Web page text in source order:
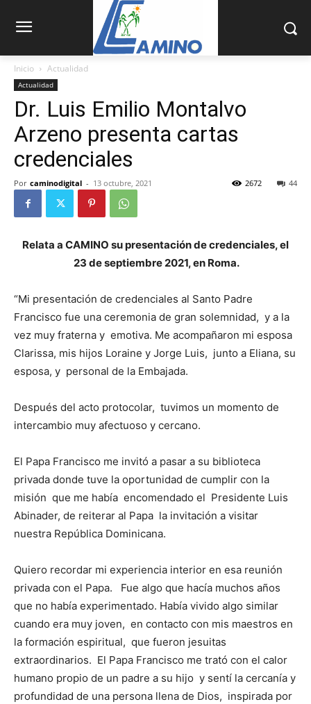
Inicio Actualidad
Actualidad
Dr. Luis Emilio Montalvo
Arzeno presenta cartas
credenciales
Por caminodigital - 13 octubre, 2021 44
2672
Relata a CAMINO su presentación de credenciales, el
23 de septiembre 2021, en Roma.
“Mi presentación de credenciales al Santo Padre
Francisco fue una ceremonia de gran solemnidad, y a la
vez muy fraterna y emotiva. Me acompañaron mi esposa
Clarissa, mis hijos Loraine y Jorge Luis, junto a Eliana, su
esposa, y personal de la Embajada.
Después del acto protocolar, tuvimos un momento de
intercambio muy afectuoso y cercano.
El Papa Francisco me invitó a pasar a su biblioteca
privada donde tuve la oportunidad de cumplir con la
misión que me había encomendado el Presidente Luis
Abinader, de reiterar al Papa la invitación a visitar
nuestra República Dominicana.
Quiero recordar mi experiencia interior en esa reunión
privada con el Papa. Fue algo que hacía muchos años
que no había experimentado. Había vivido algo similar
cuando era muy joven, en contacto con mis maestros en
la formación espiritual, que fueron jesuitas
extraordinarios. El Papa Francisco me trató con el calor
humano propio de un padre a su hijo y sentí la cercanía y
profundidad de una persona llena de Dios, inspirada por